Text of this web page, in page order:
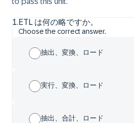
1. ETL は何の略ですか。
Choose the correct answer.
抽出、変換、ロード
実行、変換、ロード
抽出、合計、ロード